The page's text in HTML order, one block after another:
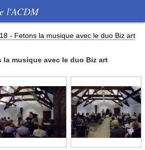
l'ACDM
- Fetons la musique avec le duo Biz art
la musique avec le duo Biz art